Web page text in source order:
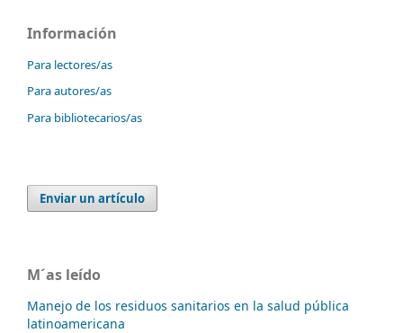
Información
Para lectores/as
Para autores/as
Para bibliotecarios/as
Enviar un artículo
M´as leído
Manejo de los residuos sanitarios en la salud pública
latinoamericana